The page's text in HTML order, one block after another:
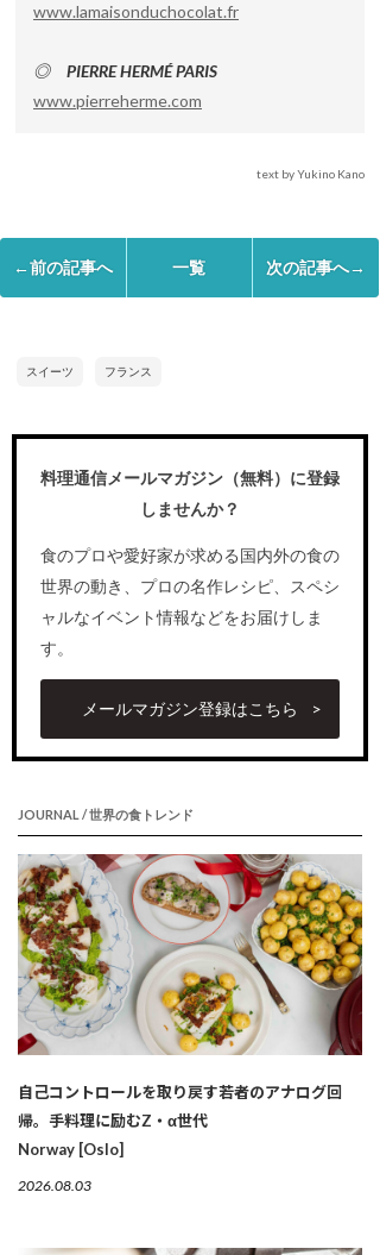
www.lamaisonduchocolat.fr
◎ PIERRE HERMÉ PARIS
www.pierreherme.com
text by Yukino Kano
←前の記事へ 一覧 次の記事へ→
スイーツ フランス
料理通信メールマガジン（無料）に登録
しませんか？
食のプロや愛好家が求める国内外の食の
世界の動き、プロの名作レシピ、スペシ
ャルなイベント情報などをお届けしま
す。
メールマガジン登録はこちら
JOURNAL / 世界の食トレンド
自己コントロールを取り戻す若者のアナログ回
帰。手料理に励むZ・α世代
Norway [Oslo]
2026.08.03